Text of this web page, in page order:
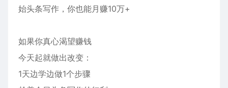
如果你真心渴望赚钱
今天起就做出改变：
1天边学边做1个步骤